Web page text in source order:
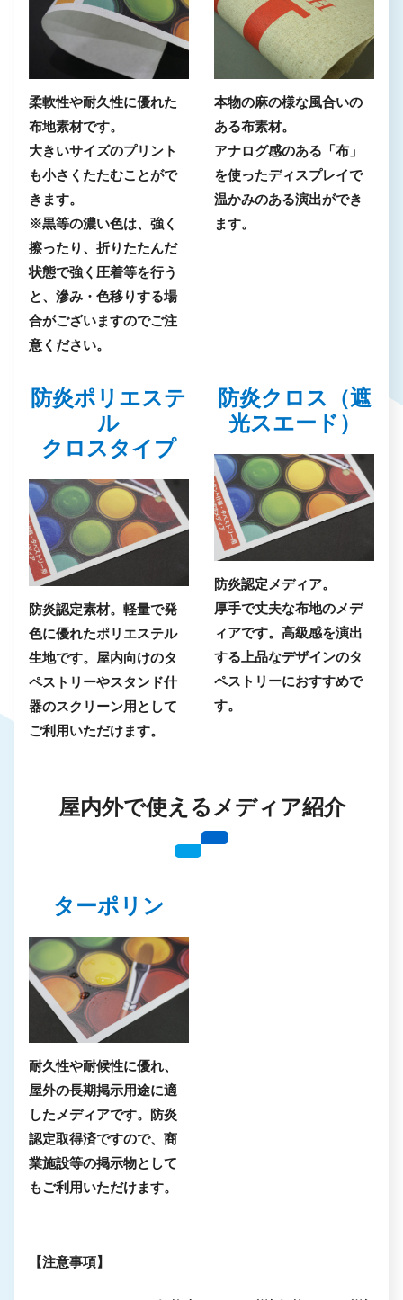
柔軟性や耐久性に優れた
布地素材です。
大きいサイズのプリント
も小さくたたむことがで
きます。
※黒等の濃い色は、強く
擦ったり、折りたたんだ
状態で強く圧着等を行う
と、滲み・色移りする場
合がございますのでご注
意ください。
本物の麻の様な風合いの
ある布素材。
アナログ感のある「布」
を使ったディスプレイで
温かみのある演出ができ
ます。
防炎ポリエステ
ル
クロスタイプ
防炎認定素材。軽量で発
色に優れたポリエステル
生地です。屋内向けのタ
ペストリーやスタンド什
器のスクリーン用として
ご利用いただけます。
防炎クロス（遮
光スエード）
防炎認定メディア。
厚手で丈夫な布地のメデ
ィアです。高級感を演出
する上品なデザインのタ
ペストリーにおすすめで
す。
屋内外で使えるメディア紹介
ターポリン
耐久性や耐候性に優れ、
屋外の長期掲示用途に適
したメディアです。防炎
認定取得済ですので、商
業施設等の掲示物として
もご利用いただけます。
【注意事項】